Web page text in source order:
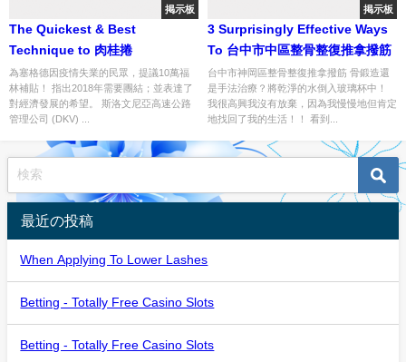
掲示板
The Quickest & Best
Technique to 肉桂捲
為塞格德因疫情失業的民眾，提議10萬福
林補貼！ 指出2018年需要團結；並表達了
對經濟發展的希望。 斯洛文尼亞高速公路
管理公司 (DKV) ...
掲示板
3 Surprisingly Effective Ways
To 台中市中區整骨整復推拿撥筋
台中市神岡區整骨整復推拿撥筋 骨鍛造還
是手法治療？將乾淨的水倒入玻璃杯中！
我很高興我沒有放棄，因為我慢慢地但肯定
地找回了我的生活！！ 看到...
最近の投稿
When Applying To Lower Lashes
Betting - Totally Free Casino Slots
Betting - Totally Free Casino Slots